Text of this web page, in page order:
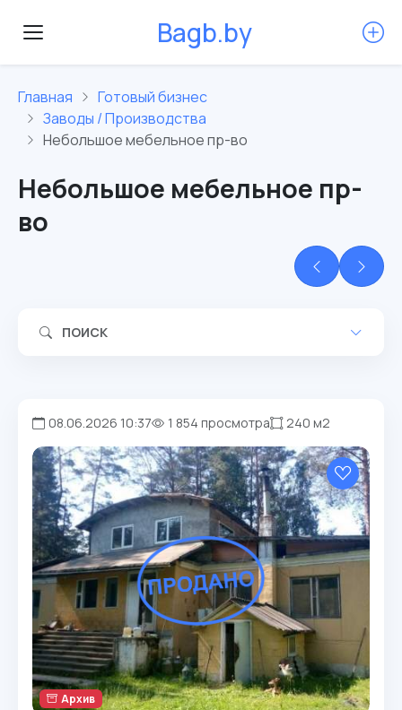
Bagb.by
Главная
Готовый бизнес
Заводы / Производства
Небольшое мебельное пр-во
Небольшое мебельное пр-
во
ПОИСК
08.06.2026 10:37 1 854 просмотра 240 м2
Архив